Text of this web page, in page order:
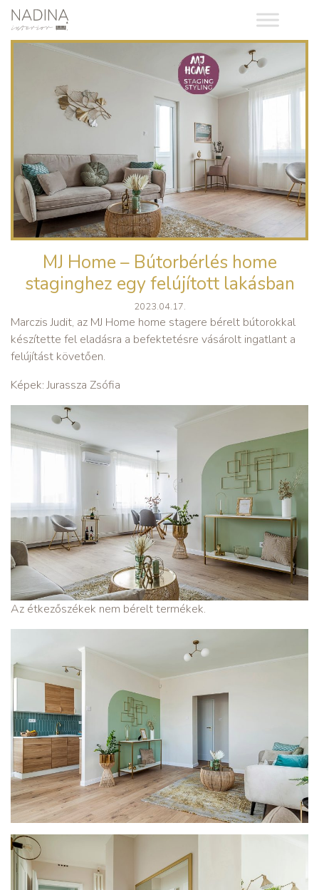
MJ Home – Bútorbérlés home
staginghez egy felújított lakásban
2023.04.17.
Marczis Judit, az MJ Home home stagere bérelt bútorokkal
készítette fel eladásra a befektetésre vásárolt ingatlant a
felújítást követően.
Képek: Jurassza Zsófia
Az étkezőszékek nem bérelt termékek.